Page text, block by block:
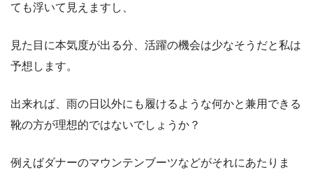
ても浮いて見えますし、
見た目に本気度が出る分、活躍の機会は少なそうだと私は
予想します。
出来れば、雨の日以外にも履けるような何かと兼用できる
靴の方が理想的ではないでしょうか？
例えばダナーのマウンテンブーツなどがそれにあたりま